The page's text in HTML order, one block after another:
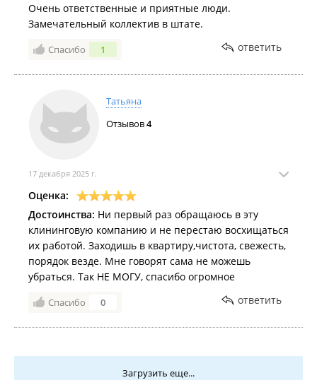
Очень ответственные и приятные люди.
Замечательный коллектив в штате.
Спасибо 1 ответить
Татьяна
Отзывов4
17 декабря 2025 г.
Оценка:
Достоинства: Ни первый раз обращаюсь в эту
клининговую компанию и не перестаю восхищаться
их работой. Заходишь в квартиру,чистота, свежесть,
порядок везде. Мне говорят сама не можешь
убраться. Так НЕ МОГУ, спасибо огромное
Спасибо 0 ответить
Загрузить еще...